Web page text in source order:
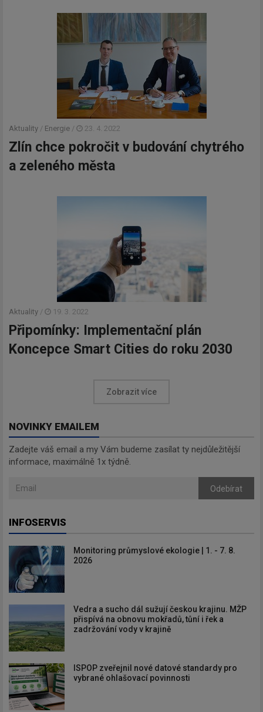
Aktuality / Energie / 23. 4. 2022
Zlín chce pokročit v budování chytrého
a zeleného města
Aktuality / 19. 3. 2022
Připomínky: Implementační plán
Koncepce Smart Cities do roku 2030
Zobrazit více
NOVINKY EMAILEM
Zadejte váš email a my Vám budeme zasílat ty nejdůležitější
informace, maximálně 1x týdně.
Odebírat
INFOSERVIS
Monitoring průmyslové ekologie | 1. - 7. 8.
2026
Vedra a sucho dál sužují českou krajinu. MŽP
přispívá na obnovu mokřadů, tůní i řek a
zadržování vody v krajině
ISPOP zveřejnil nové datové standardy pro
vybrané ohlašovací povinnosti